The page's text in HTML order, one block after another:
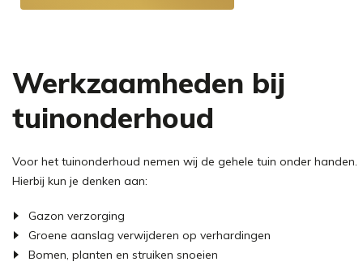
Werkzaamheden bij
tuinonderhoud
Voor het tuinonderhoud nemen wij de gehele tuin onder handen.
Hierbij kun je denken aan:
Gazon verzorging
Groene aanslag verwijderen op verhardingen
Bomen, planten en struiken snoeien